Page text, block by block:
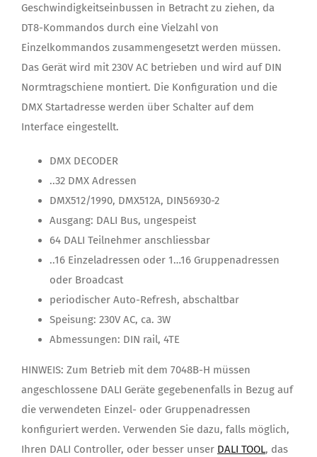
Geschwindigkeitseinbussen in Betracht zu ziehen, da
DT8-Kommandos durch eine Vielzahl von
Einzelkommandos zusammengesetzt werden müssen.
Das Gerät wird mit 230V AC betrieben und wird auf DIN
Normtragschiene montiert. Die Konfiguration und die
DMX Startadresse werden über Schalter auf dem
Interface eingestellt.
DMX DECODER
..32 DMX Adressen
DMX512/1990, DMX512A, DIN56930-2
Ausgang: DALI Bus, ungespeist
64 DALI Teilnehmer anschliessbar
..16 Einzeladressen oder 1…16 Gruppenadressen
oder Broadcast
periodischer Auto-Refresh, abschaltbar
Speisung: 230V AC, ca. 3W
Abmessungen: DIN rail, 4TE
HINWEIS: Zum Betrieb mit dem 7048B-H müssen
angeschlossene DALI Geräte gegebenenfalls in Bezug auf
die verwendeten Einzel- oder Gruppenadressen
konfiguriert werden. Verwenden Sie dazu, falls möglich,
Ihren DALI Controller, oder besser unser DALI TOOL, das